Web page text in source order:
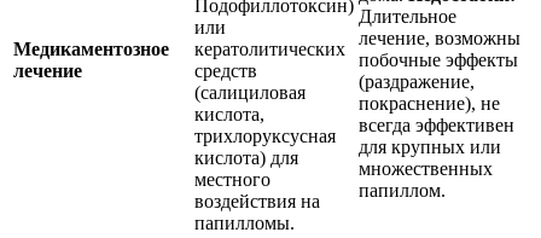
Медикаментозное
лечение
Подофиллотоксин)
или
кератолитических
средств
(салициловая
кислота,
трихлоруксусная
кислота) для
местного
воздействия на
папилломы.
Длительное
лечение, возможны
побочные эффекты
(раздражение,
покраснение), не
всегда эффективен
для крупных или
множественных
папиллом.